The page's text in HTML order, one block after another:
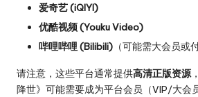
爱奇艺 (iQIYI)
优酷视频 (Youku Video)
哔哩哔哩 (Bilibili) （可能需大会员或
请注意，这些平台通常提供高清正版资源
降世》可能需要成为平台会员（VIP/大会